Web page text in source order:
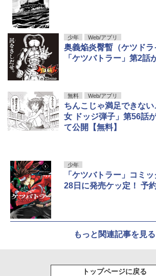
少年 Web/アプリ
奥義焔炎臀暫（ケツドラ
「ケツバトラー」第2話
無料 Web/アプリ
ちんこじゃ満足できな
女 ドッジ弾子」第56話
て公開【無料】
少年
「ケツバトラー」コミ
28日に発売ケッ定！ 予
もっと関連記事を見る
トップページに戻る